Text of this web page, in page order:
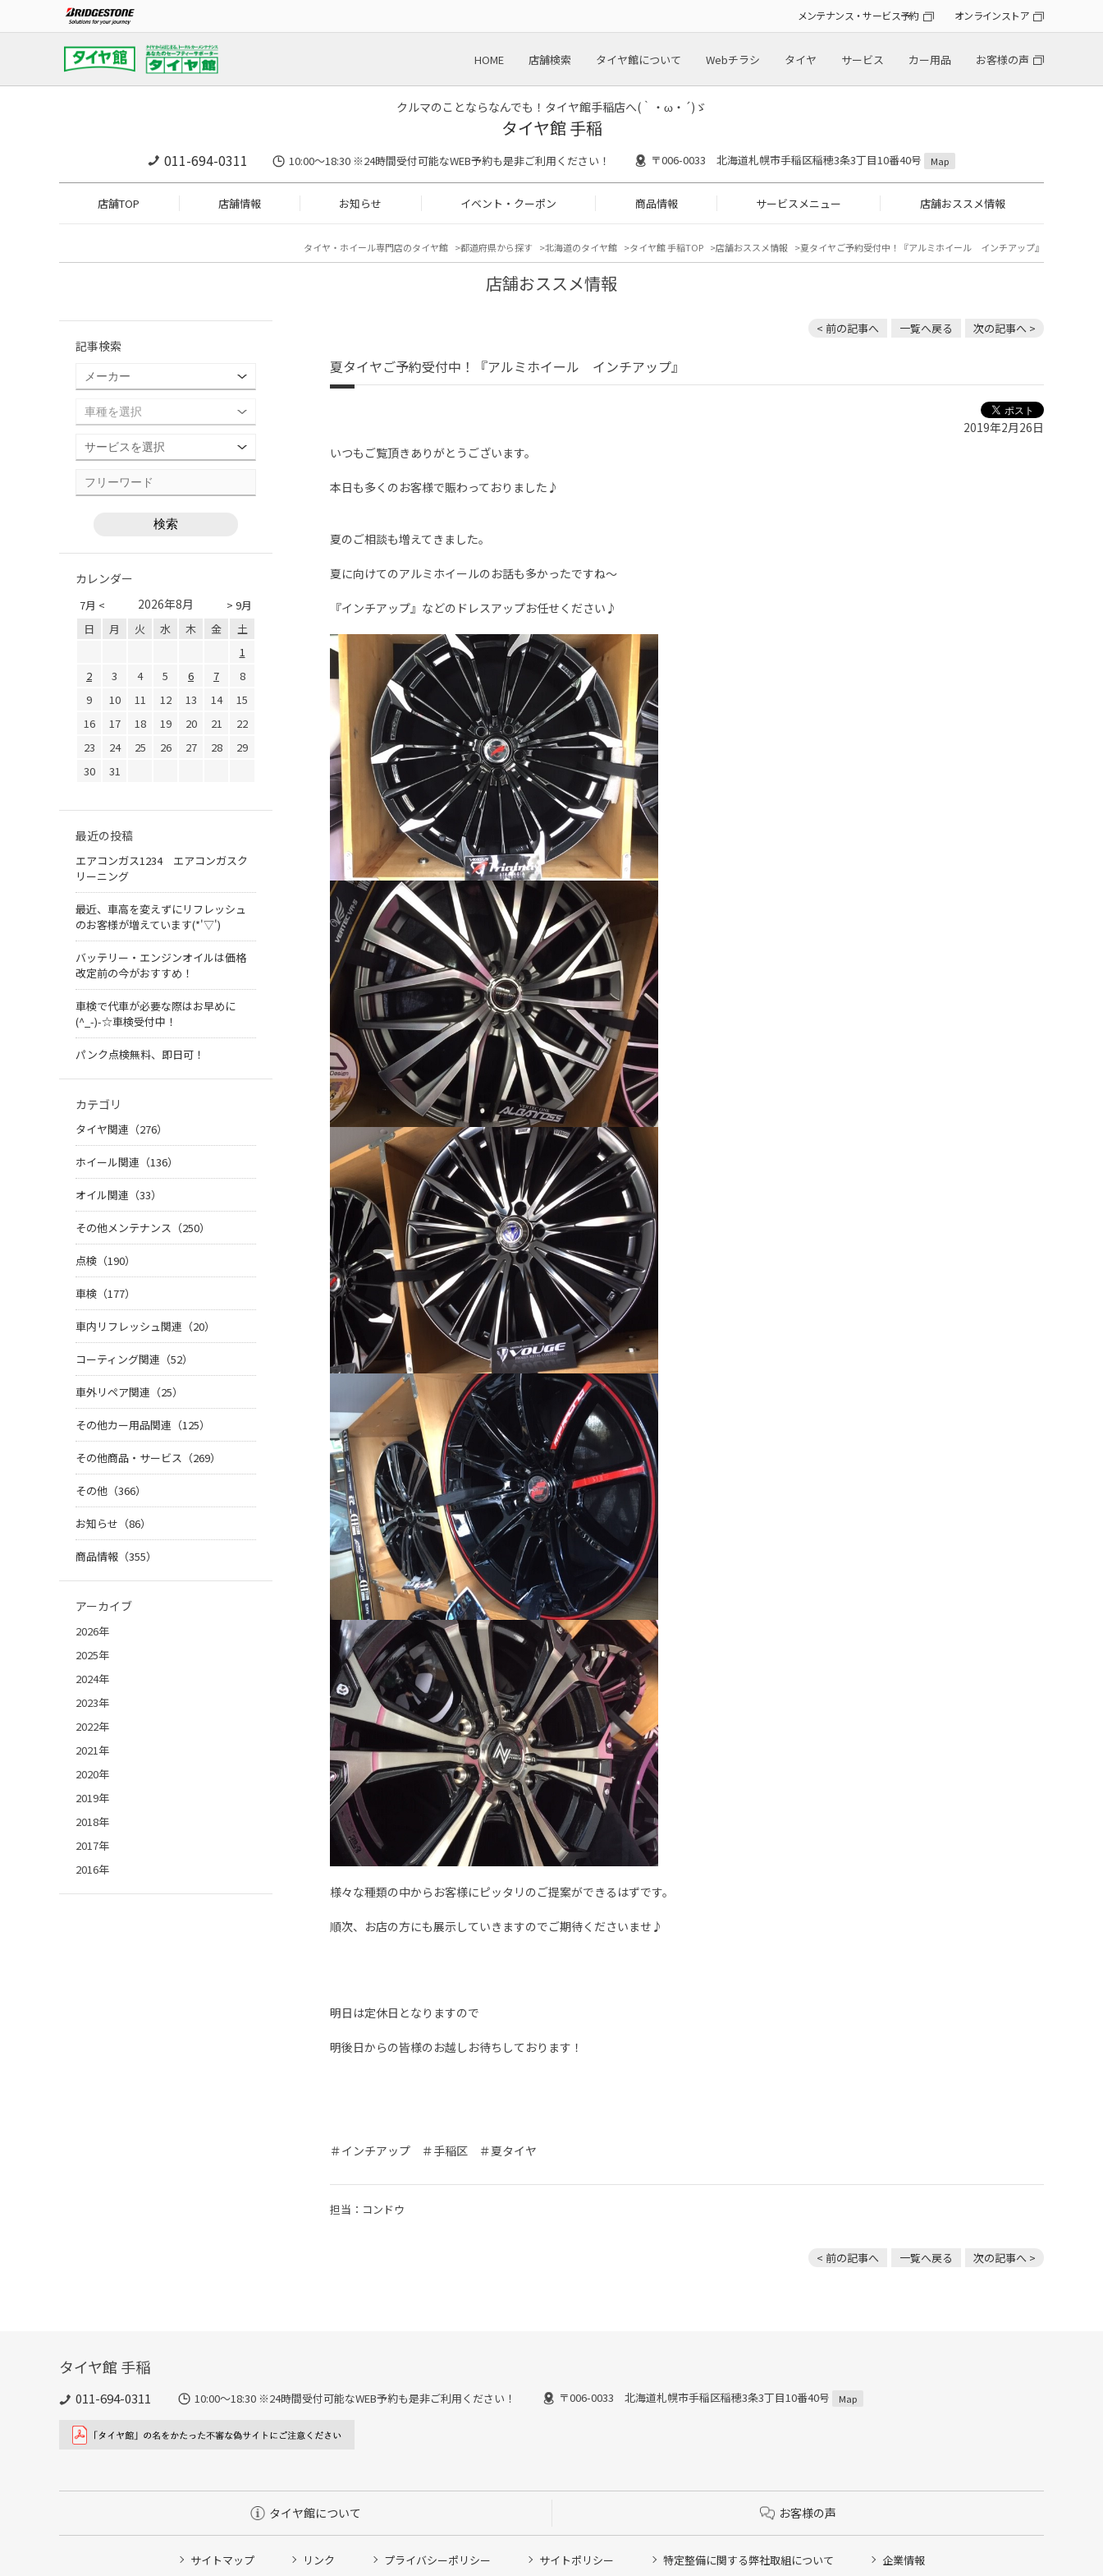
メンテナンス・サービス予約 オンラインストア
HOME 店舗検索 タイヤ館について Webチラシ タイヤ サービス カー用品 お客様の声
クルマのことならなんでも！タイヤ館手稲店へ(｀・ω・´)ゞ
タイヤ館 手稲
011-694-0311 10:00～18:30 ※24時間受付可能なWEB予約も是非ご利用ください！ 〒006-0033 北海道札幌市手稲区稲穂3条3丁目10番40号 Map
店舗TOP 店舗情報 お知らせ イベント・クーポン 商品情報 サービスメニュー 店舗おススメ情報
タイヤ・ホイール専門店のタイヤ館 都道府県から探す 北海道のタイヤ館 タイヤ館 手稲TOP 店舗おススメ情報 夏タイヤご予約受付中！『アルミホイール インチアップ』
店舗おススメ情報
< 前の記事へ 一覧へ戻る 次の記事へ >
夏タイヤご予約受付中！『アルミホイール インチアップ』
2019年2月26日
いつもご覧頂きありがとうございます。
本日も多くのお客様で賑わっておりました♪
夏のご相談も増えてきました。
夏に向けてのアルミホイールのお話も多かったですね～
『インチアップ』などのドレスアップお任せください♪
様々な種類の中からお客様にピッタリのご提案ができるはずです。
順次、お店の方にも展示していきますのでご期待くださいませ♪
明日は定休日となりますので
明後日からの皆様のお越しお待ちしております！
＃インチアップ ＃手稲区 ＃夏タイヤ
担当：コンドウ
< 前の記事へ 一覧へ戻る 次の記事へ >
記事検索
カレンダー
7月 < > 9月
2026年8月
日 月 火 水 木 金
土
1
2
3 4 5 6 7
8
9
10 11 12 13 14
15
16
17 18 19 20 21
22
23
24 25 26 27 28
29
30
31
最近の投稿
エアコンガス1234 エアコンガスク
リーニング
最近、車高を変えずにリフレッシュ
のお客様が増えています(*'▽')
バッテリー・エンジンオイルは価格
改定前の今がおすすめ！
車検で代車が必要な際はお早めに
(^_-)-☆車検受付中！
パンク点検無料、即日可！
カテゴリ
タイヤ関連（276）
ホイール関連（136）
オイル関連（33）
その他メンテナンス（250）
点検（190）
車検（177）
車内リフレッシュ関連（20）
コーティング関連（52）
車外リペア関連（25）
その他カー用品関連（125）
その他商品・サービス（269）
その他（366）
お知らせ（86）
商品情報（355）
アーカイブ
2026年
2025年
2024年
2023年
2022年
2021年
2020年
2019年
2018年
2017年
2016年
タイヤ館 手稲
011-694-0311 10:00～18:30 ※24時間受付可能なWEB予約も是非ご利用ください！ 〒006-0033 北海道札幌市手稲区稲穂3条3丁目10番40号 Map
タイヤ館について お客様の声
サイトマップ リンク プライバシーポリシー サイトポリシー 特定整備に関する弊社取組について 企業情報
タイヤ点検・安全点検/タイヤ履き替え/オイル交換/その他ピット作業の予約